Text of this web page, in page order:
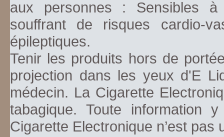
aux personnes : Sensibles
souffrant de risques cardio-
épileptiques.
Tenir les produits hors de
projection dans les yeux d'E
médecin. La Cigarette
tabagique. Toute information
Cigarette Electronique n’est pas